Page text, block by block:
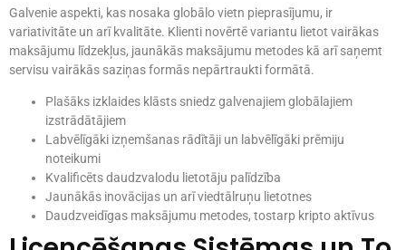
Galvenie aspekti, kas nosaka globālo vietn pieprasījumu, ir
variativitāte un arī kvalitāte. Klienti novērtē variantu lietot vairākas
maksājumu līdzekļus, jaunākās maksājumu metodes kā arī saņemt
servisu vairākās saziņas formās nepārtraukti formātā.
Plašāks izklaides klāsts sniedz galvenajiem globālajiem
izstrādātājiem
Labvēlīgāki izņemšanas rādītāji un labvēlīgāki prēmiju
noteikumi
Kvalificēts daudzvalodu lietotāju palīdzība
Jaunākās inovācijas un arī viedtālruņu lietotnes
Daudzveidīgas maksājumu metodes, tostarp kripto aktīvus